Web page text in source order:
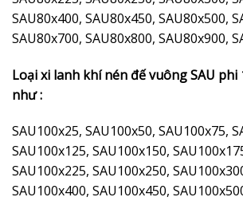
SAU80x400, SAU80x450, SAU80x500,
SAU80x700, SAU80x800, SAU80x900,
Loại xi lanh khí nén đế vuông SAU phi
như :
SAU100x25, SAU100x50, SAU100x75,
SAU100x125, SAU100x150,
SAU100x225, SAU100x250,
SAU100x400, SAU100x450,